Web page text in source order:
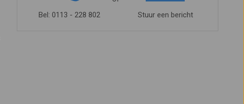
Bel: 0113 - 228 802
Stuur een bericht